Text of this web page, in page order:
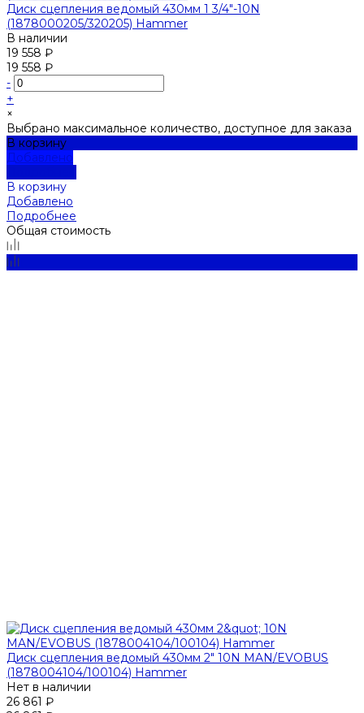
Диск сцепления ведомый 430мм 1 3/4"-10N
(1878000205/320205) Hammer
В наличии
19 558 ₽
19 558 ₽
-
+
×
Выбрано максимальное количество, доступное для заказа
В корзину
Добавлено
В корзину
Добавлено
Подробнее
Общая стоимость
Диск сцепления ведомый 430мм 2" 10N MAN/EVOBUS
(1878004104/100104) Hammer
Нет в наличии
26 861 ₽